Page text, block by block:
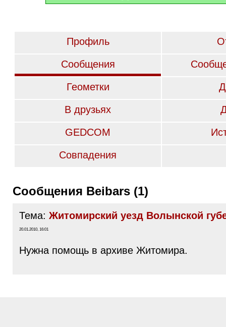
Профиль
Сообщения
Геометки
В друзьях
GEDCOM
Совпадения
Сообщения Beibars (1)
Тема: Житомирский уезд Волынской
20.01.2010, 16:01
Нужна помощь в архиве Житомира.